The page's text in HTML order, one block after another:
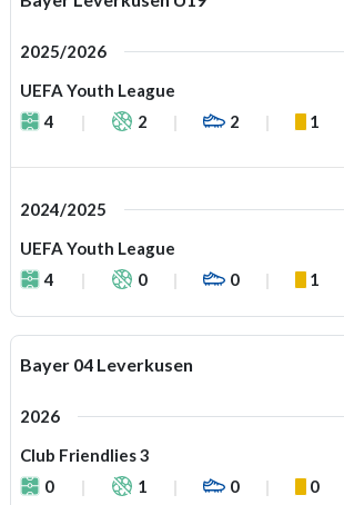
2025/2026
UEFA Youth League
4
2 2 1
2024/2025
UEFA Youth League
4
0 0 1
Bayer 04 Leverkusen
2026
Club Friendlies 3
0
1 0 0